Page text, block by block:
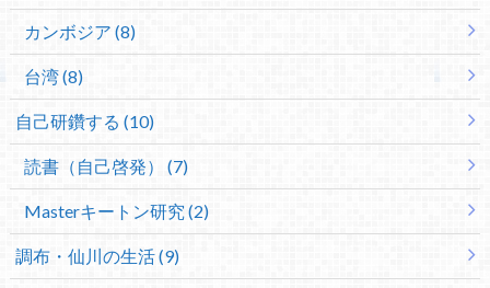
カンボジア (8)
台湾 (8)
自己研鑽する (10)
読書（自己啓発） (7)
Masterキートン研究 (2)
調布・仙川の生活 (9)